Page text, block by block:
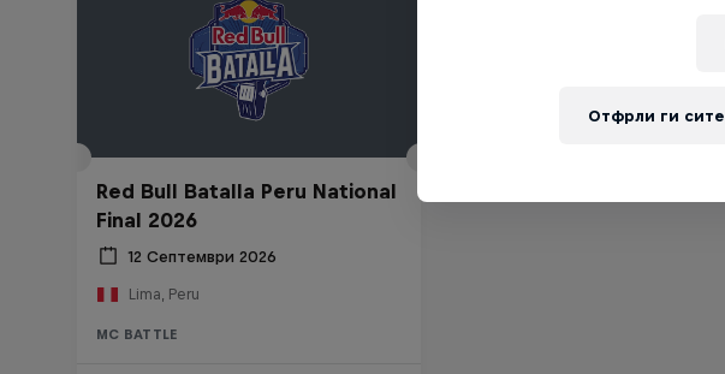
Red Bull Batalla Peru National
Final 2026
12 Септември 2026
Lima, Peru
MC BATTLE
Отфрли ги сите